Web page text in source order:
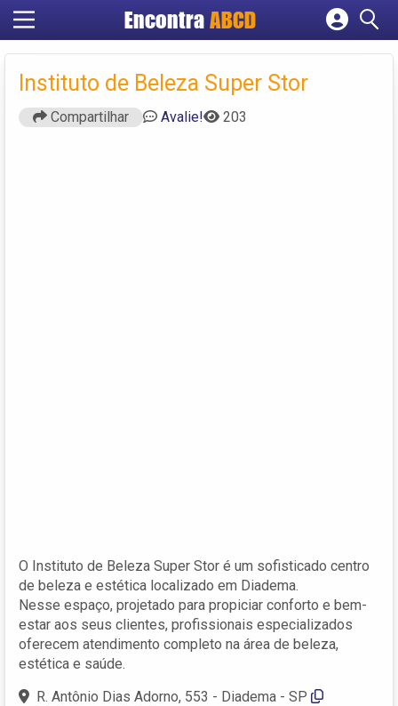
EncontraABCD
Cadastrar empresa
Criar conta
Instituto de Beleza Super Stor
Compartilhar Avalie! 203
O Instituto de Beleza Super Stor é um sofisticado centro
de beleza e estética localizado em Diadema.
Nesse espaço, projetado para propiciar conforto e bem-
estar aos seus clientes, profissionais especializados
oferecem atendimento completo na área de beleza,
estética e saúde.
R. Antônio Dias Adorno, 553 - Diadema - SP